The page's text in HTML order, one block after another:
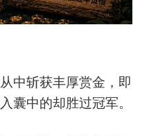
中斩获丰厚赏金，即
囊中的却胜过冠军。